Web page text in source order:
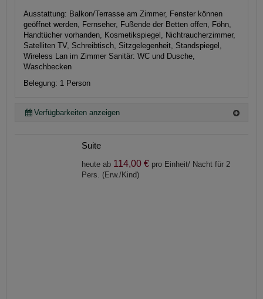
Ausstattung: Balkon/Terrasse am Zimmer, Fenster können
geöffnet werden, Fernseher, Fußende der Betten offen, Föhn,
Handtücher vorhanden, Kosmetikspiegel, Nichtraucherzimmer,
Satelliten TV, Schreibtisch, Sitzgelegenheit, Standspiegel,
Wireless Lan im Zimmer Sanitär: WC und Dusche,
Waschbecken
Belegung: 1 Person
Verfügbarkeiten anzeigen
Suite
heute ab 114,00 € pro Einheit/ Nacht für 2
Pers. (Erw./Kind)